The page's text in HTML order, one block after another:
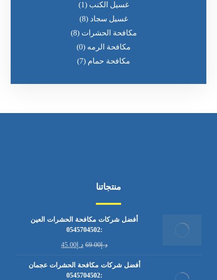
غسيل الكنب (1)
غسيل سجاد (8)
مكافحة الحشرات (8)
مكافحة الرمه (0)
مكافحة حمام (7)
منتجاتنا
أفضل شركات مكافحة الحشرات العين
:0545704502
د.إ69.00 د.إ 45.00
أفضل شركات مكافحة الحشرات عجمان
:0545704502